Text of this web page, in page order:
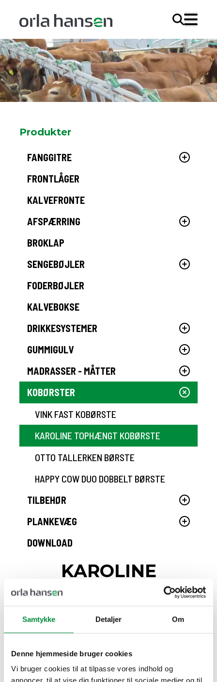
Samtykke Detaljer Om
Denne hjemmeside bruger cookies
Vi bruger cookies til at tilpasse vores indhold og
Søg
Produkter
FANGGITRE
FRONTLÅGER
KALVEFRONTE
AFSPÆRRING
BROKLAP
SENGEBØJLER
FODERBØJLER
KALVEBOKSE
DRIKKESYSTEMER
GUMMIGULV
MADRASSER - MÅTTER
KOBØRSTER
VINK FAST KOBØRSTE
KAROLINE TOPHÆNGT KOBØRSTE
OTTO TALLERKEN BØRSTE
HAPPY COW DUO DOBBELT BØRSTE
TILBEHØR
PLANKEVÆG
DOWNLOAD
KAROLINE
TOPHÆNGT
KOBØRSTE
Karoline børsten anvendes fortrinsvis til voksne
fortrinsvis malkekvæg og monteres i løsdrift